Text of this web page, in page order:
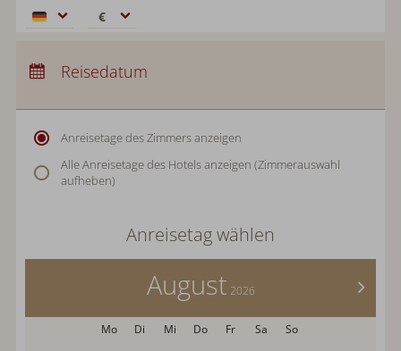
€
CHF
zł
р.
kr.
C$
€
Abreise:keine Auswahl
Reisedatum
Anreisetage des Zimmers anzeigen
Alle Anreisetage des Hotels anzeigen (Zimmerauswahl
aufheben)
Anreisetag wählen
>
August 2026
Mo Di Mi Do Fr Sa
So